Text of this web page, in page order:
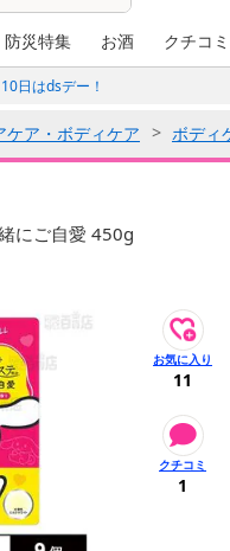
防災特集 お酒 クチコ
日はdsデー！
ケア・ボディケア ボディ
にご自愛 450g
11
1